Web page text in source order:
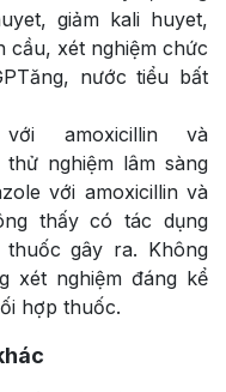
giảm kali huyet,
cầu, xét nghiệm chức
nước tiểu bất
amoxicillin và
nghiệm lâm sàng
với amoxicillin và
thấy có tác dụng
gây ra. Không
xét nghiệm đáng kể
hợp thuốc.